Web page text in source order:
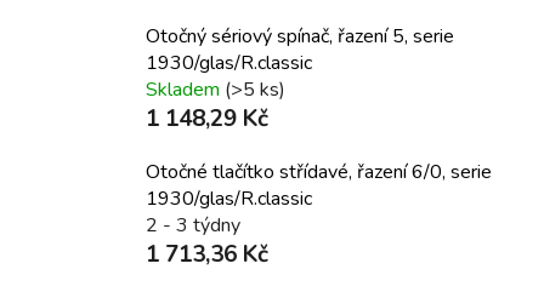
Otočný sériový spínač, řazení 5, serie
1930/glas/R.classic
Skladem (>5 ks)
1 148,29 Kč
Otočné tlačítko střídavé, řazení 6/0, serie
1930/glas/R.classic
2 - 3 týdny
1 713,36 Kč